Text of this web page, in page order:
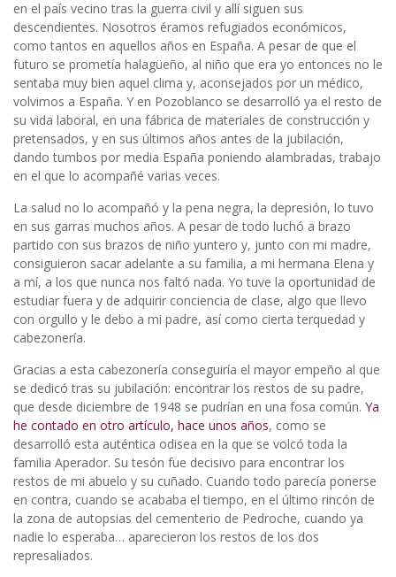
en el país vecino tras la guerra civil y allí siguen sus
descendientes. Nosotros éramos refugiados económicos,
como tantos en aquellos años en España. A pesar de que el
futuro se prometía halagüeño, al niño que era yo entonces no le
sentaba muy bien aquel clima y, aconsejados por un médico,
volvimos a España. Y en Pozoblanco se desarrolló ya el resto de
su vida laboral, en una fábrica de materiales de construcción y
pretensados, y en sus últimos años antes de la jubilación,
dando tumbos por media España poniendo alambradas, trabajo
en el que lo acompañé varias veces.
La salud no lo acompañó y la pena negra, la depresión, lo tuvo
en sus garras muchos años. A pesar de todo luchó a brazo
partido con sus brazos de niño yuntero y, junto con mi madre,
consiguieron sacar adelante a su familia, a mi hermana Elena y
a mí, a los que nunca nos faltó nada. Yo tuve la oportunidad de
estudiar fuera y de adquirir conciencia de clase, algo que llevo
con orgullo y le debo a mi padre, así como cierta terquedad y
cabezonería.
Gracias a esta cabezonería conseguiría el mayor empeño al que
se dedicó tras su jubilación: encontrar los restos de su padre,
que desde diciembre de 1948 se pudrían en una fosa común. Ya
he contado en otro artículo, hace unos años, como se
desarrolló esta auténtica odisea en la que se volcó toda la
familia Aperador. Su tesón fue decisivo para encontrar los
restos de mi abuelo y su cuñado. Cuando todo parecía ponerse
en contra, cuando se acababa el tiempo, en el último rincón de
la zona de autopsias del cementerio de Pedroche, cuando ya
nadie lo esperaba… aparecieron los restos de los dos
represaliados.